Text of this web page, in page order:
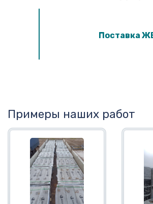
Поставка
Примеры наших работ